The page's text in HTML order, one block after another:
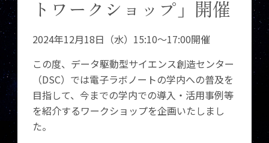
トワークショップ」開催
2024年12月18日（水）15:10～17:00開催
この度、データ駆動型サイエンス創造センター
（DSC）では電子ラボノートの学内への普及を
目指して、今までの学内での導入・活用事例等
を紹介するワークショップを企画いたしまし
た。